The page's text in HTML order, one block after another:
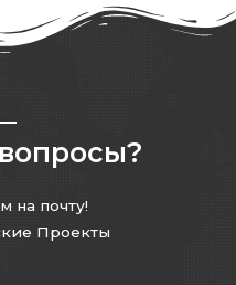
на почту!
Проекты